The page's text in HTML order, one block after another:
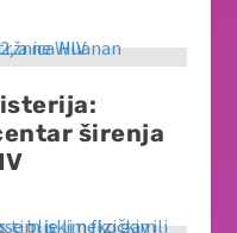
širenja